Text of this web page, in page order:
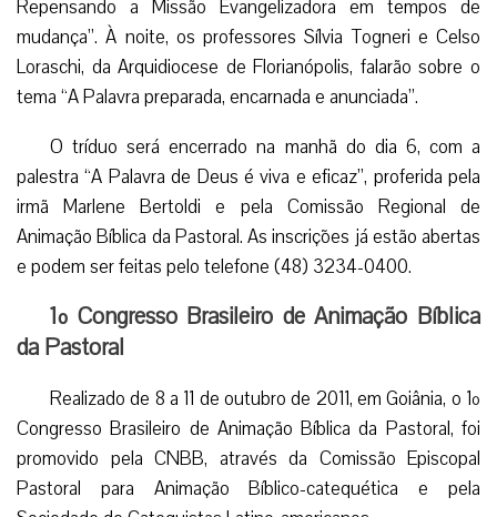
Repensando a Missão Evangelizadora em tempos de
mudança”. À noite, os professores Sílvia Togneri e Celso
Loraschi, da Arquidiocese de Florianópolis, falarão sobre o
tema “A Palavra preparada, encarnada e anunciada”.
O tríduo será encerrado na manhã do dia 6, com a
palestra “A Palavra de Deus é viva e eficaz”, proferida pela
irmã Marlene Bertoldi e pela Comissão Regional de
Animação Bíblica da Pastoral. As inscrições já estão abertas
e podem ser feitas pelo telefone (48) 3234-0400.
1º Congresso Brasileiro de Animação Bíblica
da Pastoral
Realizado de 8 a 11 de outubro de 2011, em Goiânia, o 1º
Congresso Brasileiro de Animação Bíblica da Pastoral, foi
promovido pela CNBB, através da Comissão Episcopal
Pastoral para Animação Bíblico-catequética e pela